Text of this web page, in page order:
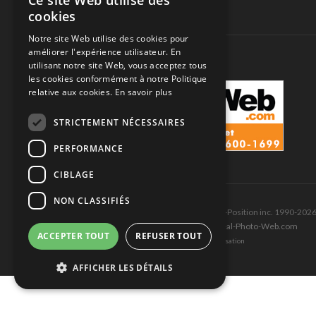
SUIVEZ-NOUS
Tous droits réservés © Les Éditions Pole-Position inc. 1990-2026
Ce site est produit et hébergé par Montréal-Photo-Web.com
Politique de confidentialité et Conditions d’utilisation
cookies
Notre site Web utilise des cookies pour
améliorer l'expérience utilisateur. En
utilisant notre site Web, vous acceptez tous
les cookies conformément à notre Politique
relative aux cookies. En savoir plus
STRICTEMENT NÉCESSAIRES
PERFORMANCE
CIBLAGE
NON CLASSIFIÉS
ACCEPTER TOUT REFUSER TOUT
AFFICHER LES DÉTAILS